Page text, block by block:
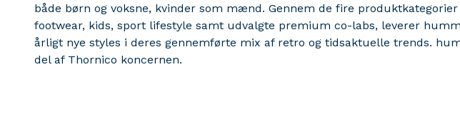
både børn og voksne, kvinder som mænd. Gennem de fire
footwear, kids, sport lifestyle samt udvalgte premium co-labs, leverer
årligt nye styles i deres gennemførte mix af retro og tidsaktuelle trends.
del af Thornico koncernen.